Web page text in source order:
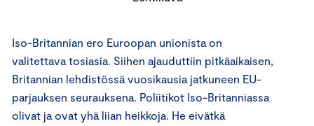
Iso-Britannian ero Euroopan unionista on
valitettava tosiasia. Siihen ajauduttiin pitkäaikaisen,
Britannian lehdistössä vuosikausia jatkuneen EU-
parjauksen seurauksena. Poliitikot Iso-Britanniassa
olivat ja ovat yhä liian heikkoja. He eivätkä